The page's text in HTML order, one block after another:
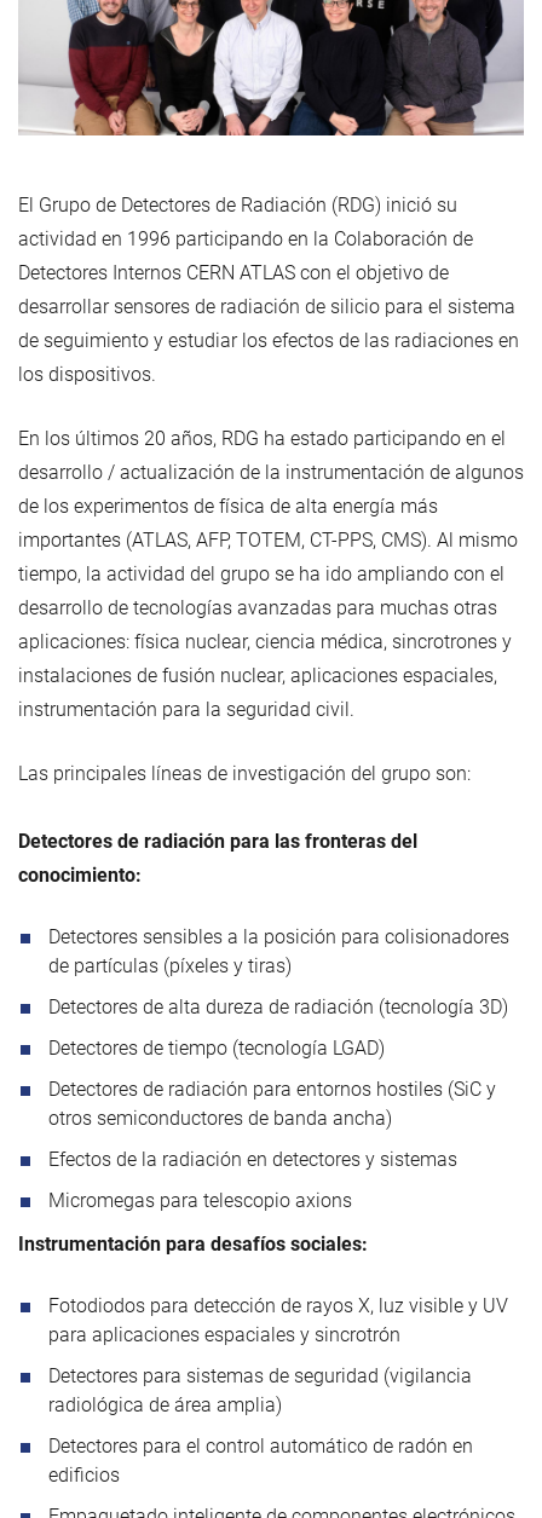
El Grupo de Detectores de Radiación (RDG) inició su
actividad en 1996 participando en la Colaboración de
Detectores Internos CERN ATLAS con el objetivo de
desarrollar sensores de radiación de silicio para el sistema
de seguimiento y estudiar los efectos de las radiaciones en
los dispositivos.
En los últimos 20 años, RDG ha estado participando en el
desarrollo / actualización de la instrumentación de algunos
de los experimentos de física de alta energía más
importantes (ATLAS, AFP, TOTEM, CT-PPS, CMS). Al mismo
tiempo, la actividad del grupo se ha ido ampliando con el
desarrollo de tecnologías avanzadas para muchas otras
aplicaciones: física nuclear, ciencia médica, sincrotrones y
instalaciones de fusión nuclear, aplicaciones espaciales,
instrumentación para la seguridad civil.
Las principales líneas de investigación del grupo son:
Detectores de radiación para las fronteras del
conocimiento:
Detectores sensibles a la posición para colisionadores
de partículas (píxeles y tiras)
Detectores de alta dureza de radiación (tecnología 3D)
Detectores de tiempo (tecnología LGAD)
Detectores de radiación para entornos hostiles (SiC y
otros semiconductores de banda ancha)
Efectos de la radiación en detectores y sistemas
Micromegas para telescopio axions
Instrumentación para desafíos sociales:
Fotodiodos para detección de rayos X, luz visible y UV
para aplicaciones espaciales y sincrotrón
Detectores para sistemas de seguridad (vigilancia
radiológica de área amplia)
Detectores para el control automático de radón en
edificios